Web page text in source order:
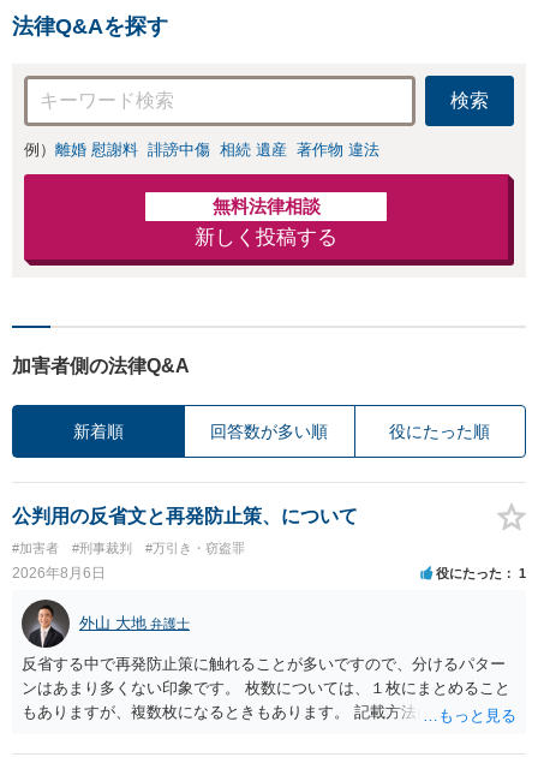
法律Q&Aを探す
検索
例） 離婚 慰謝料 誹謗中傷 相続 遺産 著作物 違法
無料法律相談
新しく投稿する
加害者側の法律Q&A
新着順 回答数が多い順 役にたった順
公判用の反省文と再発防止策、について
#加害者 #刑事裁判 #万引き・窃盗罪
2026年8月6日 役にたった 1
外山 大地 弁護士
反省する中で再発防止策に触れることが多いですので、分けるパター
ンはあまり多くない印象です。 枚数については、１枚にまとめること
もありますが、複数枚になるときもあります。 記載方法については、
います。 したがいまして、いずれも良いかと考えます。